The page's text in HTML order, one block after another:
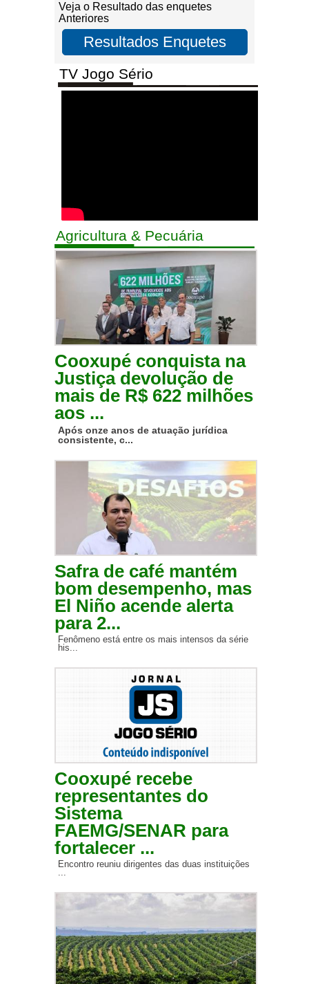
Veja o Resultado das enquetes
Anteriores
TV Jogo Sério
Agricultura & Pecuária
Cooxupé conquista na
Justiça devolução de
mais de R$ 622 milhões
aos ...
Após onze anos de atuação jurídica
consistente, c...
Safra de café mantém
bom desempenho, mas
El Niño acende alerta
para 2...
Fenômeno está entre os mais intensos da série
his...
Cooxupé recebe
representantes do
Sistema
FAEMG/SENAR para
fortalecer ...
Encontro reuniu dirigentes das duas instituições
...